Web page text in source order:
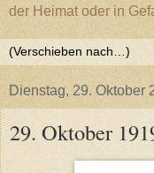
der Heimat oder in
Dienstag, 29. Oktober
29. Oktober